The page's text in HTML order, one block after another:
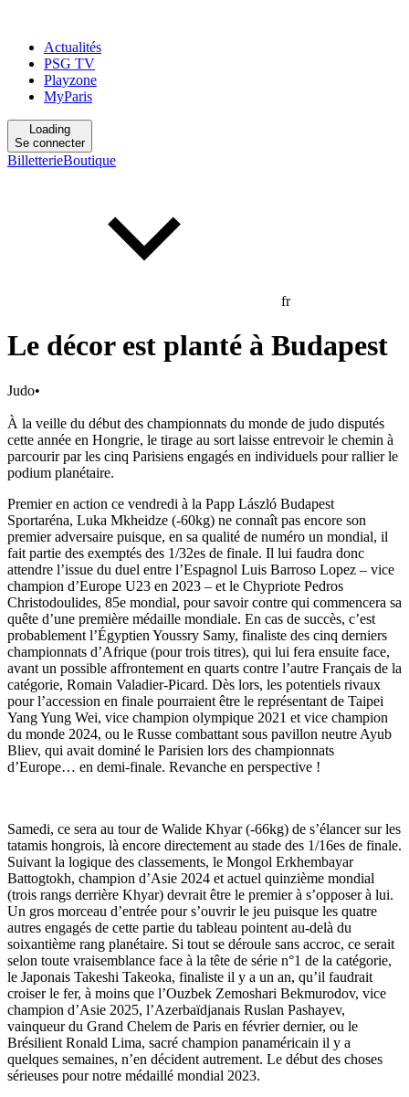
Actualités
PSG TV
Playzone
MyParis
Loading
Se connecter
BilletterieBoutique
fr
Le décor est planté à Budapest
Judo•
À la veille du début des championnats du monde de judo disputés
cette année en Hongrie, le tirage au sort laisse entrevoir le chemin à
parcourir par les cinq Parisiens engagés en individuels pour rallier le
podium planétaire.
Premier en action ce vendredi à la Papp László Budapest
Sportaréna, Luka Mkheidze (-60kg) ne connaît pas encore son
premier adversaire puisque, en sa qualité de numéro un mondial, il
fait partie des exemptés des 1/32es de finale. Il lui faudra donc
attendre l’issue du duel entre l’Espagnol Luis Barroso Lopez – vice
champion d’Europe U23 en 2023 – et le Chypriote Pedros
Christodoulides, 85e mondial, pour savoir contre qui commencera sa
quête d’une première médaille mondiale. En cas de succès, c’est
probablement l’Égyptien Youssry Samy, finaliste des cinq derniers
championnats d’Afrique (pour trois titres), qui lui fera ensuite face,
avant un possible affrontement en quarts contre l’autre Français de la
catégorie, Romain Valadier-Picard. Dès lors, les potentiels rivaux
pour l’accession en finale pourraient être le représentant de Taipei
Yang Yung Wei, vice champion olympique 2021 et vice champion
du monde 2024, ou le Russe combattant sous pavillon neutre Ayub
Bliev, qui avait dominé le Parisien lors des championnats
d’Europe… en demi-finale. Revanche en perspective !
Samedi, ce sera au tour de Walide Khyar (-66kg) de s’élancer sur les
tatamis hongrois, là encore directement au stade des 1/16es de finale.
Suivant la logique des classements, le Mongol Erkhembayar
Battogtokh, champion d’Asie 2024 et actuel quinzième mondial
(trois rangs derrière Khyar) devrait être le premier à s’opposer à lui.
Un gros morceau d’entrée pour s’ouvrir le jeu puisque les quatre
autres engagés de cette partie du tableau pointent au-delà du
soixantième rang planétaire. Si tout se déroule sans accroc, ce serait
selon toute vraisemblance face à la tête de série n°1 de la catégorie,
le Japonais Takeshi Takeoka, finaliste il y a un an, qu’il faudrait
croiser le fer, à moins que l’Ouzbek Zemoshari Bekmurodov, vice
champion d’Asie 2025, l’Azerbaïdjanais Ruslan Pashayev,
vainqueur du Grand Chelem de Paris en février dernier, ou le
Brésilient Ronald Lima, sacré champion panaméricain il y a
quelques semaines, n’en décident autrement. Le début des choses
sérieuses pour notre médaillé mondial 2023.